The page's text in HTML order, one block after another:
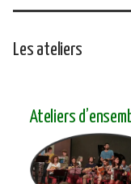
Les ateliers
Ateliers